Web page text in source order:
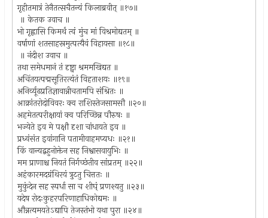
गृहीतमात्रं तेनैतत्सचैतन्यं किलाब्रवीत् ॥१७॥
॥ केतक उवाच ॥
भो गृह्णासि किमर्थं त्वं मुंच मां विश्रमोद्यतम् ॥
वर्षाणां शतसाहस्रमुत्पत्यैवं विहायसा ॥१८॥
॥ नंदीश उवाच ॥
तथा समेधमानं तं दृष्ट्वा श्रममखिद्यत ॥
अचिंतयत्पद्मसूतिरत्यंतं विहताशयः ॥१९॥
अनिर्व्यूढप्रतिज्ञावान्नीचतामपि संश्रितः ॥
आक्रांतरोदोविवरः क्व राशिस्तेजसामसौ ॥२०॥
अहमेतत्परीक्षायां क्व परिच्छिन्न पौरुषः ॥
भज्येते इव मे पक्षौ दृशा चांधायते इव ॥
प्रध्वंसंत इवांगानि पतामीवाहमप्यधः ॥२१॥
किं वान्यद्बहुनोक्तेन सह निश्वासवायुभिः ॥
मम प्राणाश्च नियतं निर्गच्छंतीव सांप्रतम् ॥२२॥
अहंकारमदग्रंथिरयं त्रुटतु चित्ततः ॥
मुकुंदेन सह स्पर्धा सा च शीघ्ं प्रणश्यतु ॥२३॥
यदेष रोदःकुहरपरिणाहाधिकोद्यमः ॥
औन्नत्यमयतेऽद्यापि तेजस्तंभो यथा पुरा ॥२४॥